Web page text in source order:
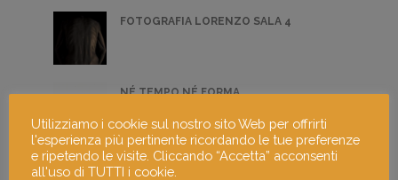
FOTOGRAFIA LORENZO SALA 4
NÉ TEMPO NÉ FORMA
UNTITLED EARTH
Utilizziamo i cookie sul nostro sito Web per offrirti
l'esperienza più pertinente ricordando le tue preferenze
e ripetendo le visite. Cliccando “Accetta” acconsenti
all'uso di TUTTI i cookie.